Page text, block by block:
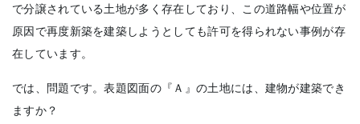
で分譲されている土地が多く存在しており、この道路幅や位置が
原因で再度新築を建築しようとしても許可を得られない事例が存
在しています。
では、問題です。表題図面の『Ａ』の土地には、建物が建築でき
ますか？